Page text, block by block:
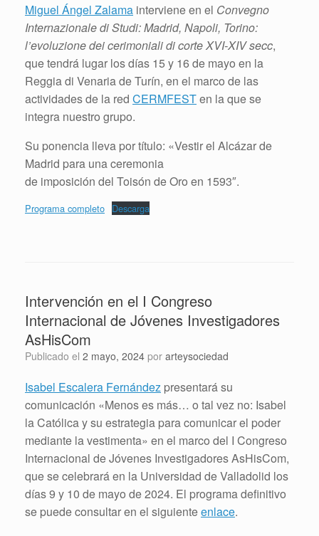
Miguel Ángel Zalama interviene en el Convegno
Internazionale di Studi: Madrid, Napoli, Torino:
l’evoluzione dei cerimoniali di corte XVI-XIV secc,
que tendrá lugar los días 15 y 16 de mayo en la
Reggia di Venaria de Turín, en el marco de las
actividades de la red CERMFESTen la que se
integra nuestro grupo.
Su ponencia lleva por título: «Vestir el Alcázar de
Madrid para una ceremonia
de imposición del Toisón de Oro en 1593″.
Programa completo Descarga
Intervención en el I Congreso
Internacional de Jóvenes Investigadores
AsHisCom
Publicado el 2 mayo, 2024 por arteysociedad
Isabel Escalera Fernández presentará su
comunicación «Menos es más… o tal vez no: Isabel
la Católica y su estrategia para comunicar el poder
mediante la vestimenta» en el marco del I Congreso
Internacional de Jóvenes Investigadores AsHisCom,
que se celebrará en la Universidad de Valladolid los
días 9 y 10 de mayo de 2024. El programa definitivo
se puede consultar en el siguienteenlace.